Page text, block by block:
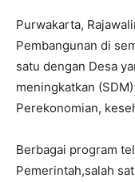
Purwakarta,
Pembangunan di
satu dengan Desa
meningkatkan
Perekonomian,
Berbagai program
Pemerintah,salah